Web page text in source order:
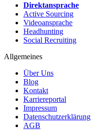
Direktansprache
Active Sourcing
Videoansprache
Headhunting
Social Recruiting
Allgemeines
Über Uns
Blog
Kontakt
Karriereportal
Impressum
Datenschutzerklärung
AGB